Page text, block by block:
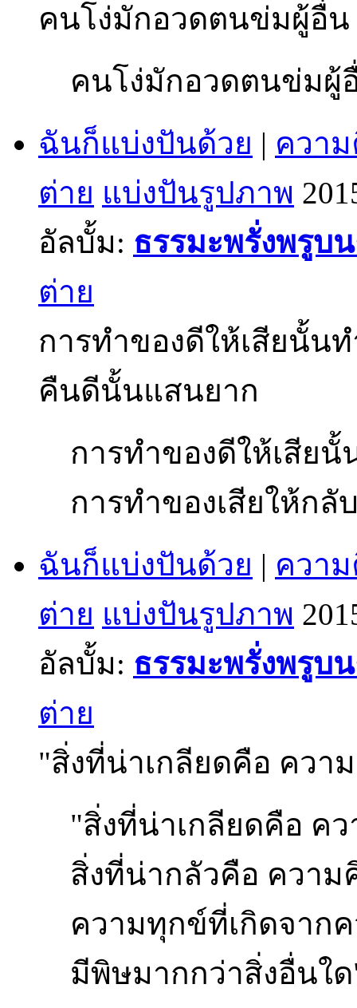
คนโง่มักอวดตนข่มผู้อื่น
คนโง่มักอวดตนข่มผู้
ฉันก็แบ่งปันด้วย | ควา
ต่าย แบ่งปันรูปภาพ
อัลบั้ม: ธรรมะพรั่งพรูบ
ต่าย
การทำของดีให้เสียนั้น
คืนดีนั้นแสนยาก
การทำของดีให้เสียนั้
การทำของเสียให้ก
ฉันก็แบ่งปันด้วย | ควา
ต่าย แบ่งปันรูปภาพ
อัลบั้ม: ธรรมะพรั่งพรูบ
ต่าย
"สิ่งที่น่าเกลียดคือ ควา
"สิ่งที่น่าเกลียดคือ ค
สิ่งที่น่ากลัวคือ ความ
ความทุกข์ที่เกิดจาก
มีพิษมากกว่าสิ่งอื่นใ